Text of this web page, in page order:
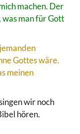
machen. Der
was man für Gott
Gottes wäre.
meinen
wir noch
hören.